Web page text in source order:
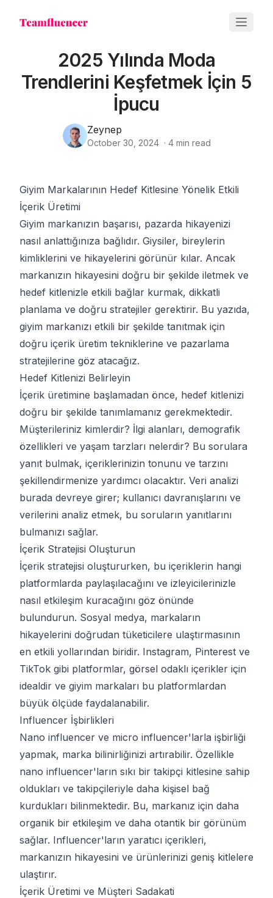
2025 Yılında Moda
Trendlerini Keşfetmek İçin 5
İpucu
Zeynep
October 30, 2024 · 4min read
Giyim Markalarının Hedef Kitlesine Yönelik Etkili
İçerik Üretimi
Giyim markanızın başarısı, pazarda hikayenizi
nasıl anlattığınıza bağlıdır. Giysiler, bireylerin
kimliklerini ve hikayelerini görünür kılar. Ancak
markanızın hikayesini doğru bir şekilde iletmek ve
hedef kitlenizle etkili bağlar kurmak, dikkatli
planlama ve doğru stratejiler gerektirir. Bu yazıda,
giyim markanızı etkili bir şekilde tanıtmak için
doğru içerik üretim tekniklerine ve pazarlama
stratejilerine göz atacağız.
Hedef Kitlenizi Belirleyin
İçerik üretimine başlamadan önce, hedef kitlenizi
doğru bir şekilde tanımlamanız gerekmektedir.
Müşterileriniz kimlerdir? İlgi alanları, demografik
özellikleri ve yaşam tarzları nelerdir? Bu sorulara
yanıt bulmak, içeriklerinizin tonunu ve tarzını
şekillendirmenize yardımcı olacaktır. Veri analizi
burada devreye girer; kullanıcı davranışlarını ve
verilerini analiz etmek, bu soruların yanıtlarını
bulmanızı sağlar.
İçerik Stratejisi Oluşturun
İçerik stratejisi oluştururken, bu içeriklerin hangi
platformlarda paylaşılacağını ve izleyicilerinizle
nasıl etkileşim kuracağını göz önünde
bulundurun. Sosyal medya, markaların
hikayelerini doğrudan tüketicilere ulaştırmasının
en etkili yollarından biridir. Instagram, Pinterest ve
TikTok gibi platformlar, görsel odaklı içerikler için
idealdir ve giyim markaları bu platformlardan
büyük ölçüde faydalanabilir.
Influencer İşbirlikleri
Nano influencer ve micro influencer'larla işbirliği
yapmak, marka bilinirliğinizi artırabilir. Özellikle
nano influencer'ların sıkı bir takipçi kitlesine sahip
oldukları ve takipçileriyle daha kişisel bağ
kurdukları bilinmektedir. Bu, markanız için daha
organik bir etkileşim ve daha otantik bir görünüm
sağlar. Influencer'ların yaratıcı içerikleri,
markanızın hikayesini ve ürünlerinizi geniş kitlelere
ulaştırır.
İçerik Üretimi ve Müşteri Sadakati